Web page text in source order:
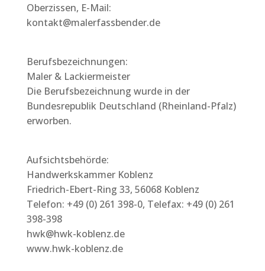
Oberzissen, E-Mail:
kontakt@malerfassbender.de
Berufsbezeichnungen:
Maler & Lackiermeister
Die Berufsbezeichnung wurde in der
Bundesrepublik Deutschland (Rheinland-Pfalz)
erworben.
Aufsichtsbehörde:
Handwerkskammer Koblenz
Friedrich-Ebert-Ring 33, 56068 Koblenz
Telefon: +49 (0) 261 398-0, Telefax: +49 (0) 261
398-398
hwk@hwk-koblenz.de
www.hwk-koblenz.de